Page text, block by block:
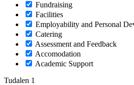
Fundraising
Facilities
Employability and Personal
Catering
Assessment and Feedback
Accomodation
Academic Support
Tudalen 1